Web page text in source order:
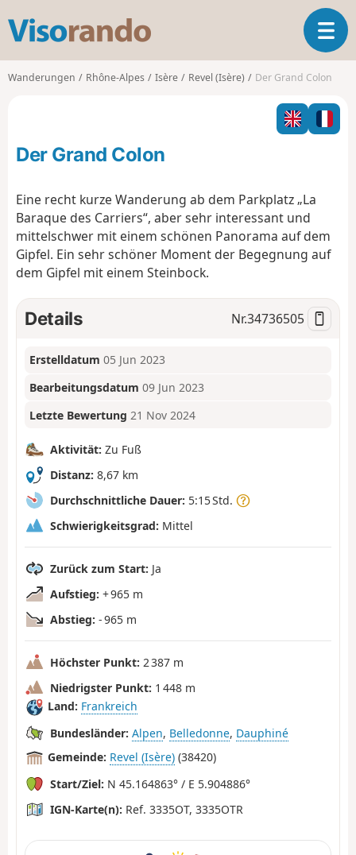
s
o
o
T
o
l
n
t
i
Wanderungen Rhône-Alpes Isère Revel (Isère) Der Grand Colon
Der Grand Colon
Eine recht kurze Wanderung ab dem Parkplatz „La
Baraque des Carriers“, aber sehr interessant und
mittelschwer mit einem schönen Panorama auf dem
Gipfel. Ein sehr schöner Moment der Begegnung auf
dem Gipfel mit einem Steinbock.
Details Nr.34736505
Erstelldatum 05 Jun 2023
Bearbeitungsdatum 09 Jun 2023
Letzte Bewertung 21 Nov 2024
Aktivität: Zu Fuß
Distanz: 8,67 km
Durchschnittliche Dauer: 5:15 Std.
Schwierigkeitsgrad: Mittel
Zurück zum Start: Ja
Aufstieg: + 965 m
Abstieg: - 965 m
Höchster Punkt: 2 387 m
Niedrigster Punkt: 1 448 m
Land: Frankreich
Bundesländer: Alpen, Belledonne, Dauphiné
Gemeinde: Revel (Isère) (38420)
Start/Ziel: N 45.164863° / E 5.904886°
IGN-Karte(n): Ref. 3335OT, 3335OTR